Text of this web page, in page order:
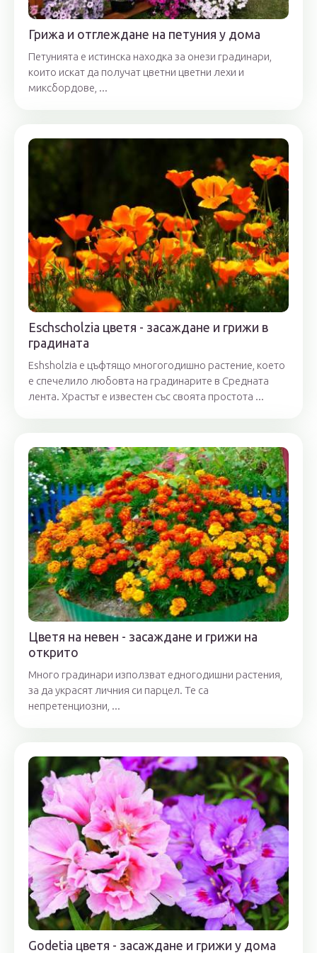
Грижа и отглеждане на петуния у дома
Петунията е истинска находка за онези градинари,
които искат да получат цветни цветни лехи и
миксбордове, ...
Eschscholzia цветя - засаждане и грижи в
градината
Eshsholzia е цъфтящо многогодишно растение, което
е спечелило любовта на градинарите в Средната
лента. Храстът е известен със своята простота ...
Цветя на невен - засаждане и грижи на
открито
Много градинари използват едногодишни растения,
за да украсят личния си парцел. Те са
непретенциозни, ...
Godetia цветя - засаждане и грижи у дома